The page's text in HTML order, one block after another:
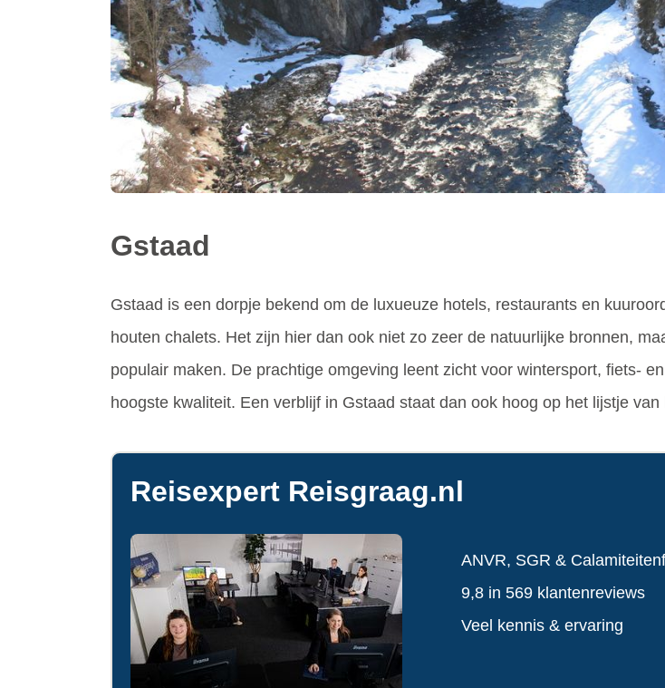
Gstaad
Gstaad is een dorpje bekend om de luxueuze hotels, restaurants en
houten chalets. Het zijn hier dan ook niet zo zeer de natuurlijke bronnen,
populair maken. De prachtige omgeving leent zicht voor wintersport, fiets-
hoogste kwaliteit. Een verblijf in Gstaad staat dan ook hoog op het lijstje
Reisexpert Reisgraag.nl
ANVR, SGR &
9,8 in 569 klantenreviews
Veel kennis & ervaring